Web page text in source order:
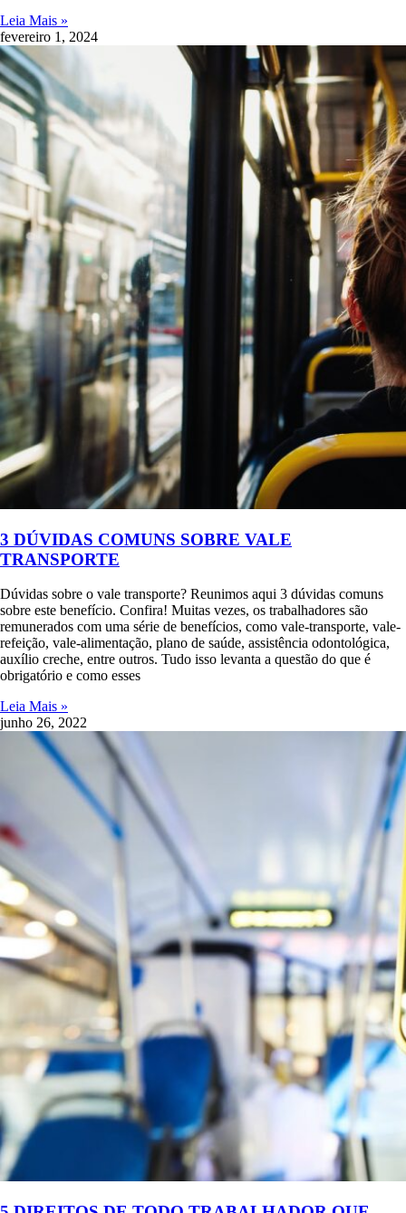
Leia Mais »
fevereiro 1, 2024
3 DÚVIDAS COMUNS SOBRE VALE
TRANSPORTE
Dúvidas sobre o vale transporte? Reunimos aqui 3 dúvidas comuns
sobre este benefício. Confira! Muitas vezes, os trabalhadores são
remunerados com uma série de benefícios, como vale-transporte, vale-
refeição, vale-alimentação, plano de saúde, assistência odontológica,
auxílio creche, entre outros. Tudo isso levanta a questão do que é
obrigatório e como esses
Leia Mais »
junho 26, 2022